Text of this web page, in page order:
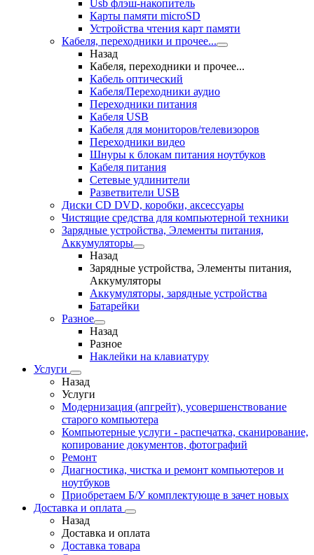
Usb флэш-накопитель
Карты памяти microSD
Устройства чтения карт памяти
Кабеля, переходники и прочее...
Назад
Кабеля, переходники и прочее...
Кабель оптический
Кабеля/Переходники аудио
Переходники питания
Кабеля USB
Кабеля для мониторов/телевизоров
Переходники видео
Шнуры к блокам питания ноутбуков
Кабеля питания
Сетевые удлинители
Разветвители USB
Диски CD DVD, коробки, аксессуары
Чистящие средства для компьютерной техники
Зарядные устройства, Элементы питания,
Аккумуляторы
Назад
Зарядные устройства, Элементы питания,
Аккумуляторы
Аккумуляторы, зарядные устройства
Батарейки
Разное
Назад
Разное
Наклейки на клавиатуру
Услуги
Назад
Услуги
Модернизация (апгрейт), усовершенствование
старого компьютера
Компьютерные услуги - распечатка, сканирование,
копирование документов, фотографий
Ремонт
Диагностика, чистка и ремонт компьютеров и
ноутбуков
Приобретаем Б/У комплектующе в зачет новых
Доставка и оплата
Назад
Доставка и оплата
Доставка товара